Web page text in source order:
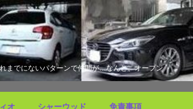
までにないパターンで仲間が…なんと、オープン
オ シャーウッド 免責事項